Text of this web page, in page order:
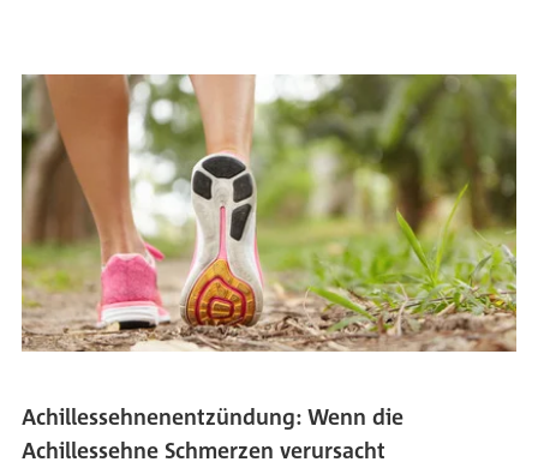
Achillessehnenentzündung: Wenn die
Achillessehne Schmerzen verursacht